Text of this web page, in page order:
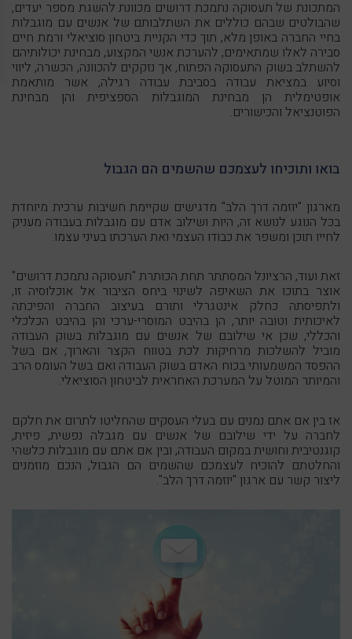
המתכונת של תעסוקה נתמכת דרושים מכוונת להשגת מספר יעדים,
שהבולטים שבהם כוללים את השתלבותם של אנשים עם מוגבלות
בחיי החברה באופן מלא, תוך כדי הקניית ביטחון סוציאלי ורמת חיים
סבירה לאלו שמתאימים, להערכת אנשי המקצוע, מבחינת יכולותיהם
להשתלב בשוק התעסוקה הפתוח, אך נזקקים להכוונה, הכשרה, ליווי
וסיוע במציאת עבודה בסביבת עבודה רגילה, אשר מותאמת
אופטימלית הן מבחינת המוגבלות הספציפית והן מבחינת
הפוטנציאל והכישורים.
בואו ותוכיחו לעצמכם שהשמים הם הגבול
מארגון "יוזמה דרך הלב" מדגישים שקיימת חשיבות ערכית מיוחדת
בכל הנוגע לנושא זה, היות ושילוב אדם עם מוגבלות בעבודה מעניק
לחייו תוכן ומשפר את כבודו העצמי ואת הערכתו בעיני עצמו.
זאת ועוד, הרציונל המסתתר תחת הכותרת "תעסוקה נתמכת דרושים"
אוצר בתוכו את השאיפה לשינוי ביחס הציבור אל אוכלוסיה זו,
ולתפיסתה כחלק אינטגרלי ותורם בעיצוב החברה והפיכתה
לאיכותית וטובה יותר, הן בהיבט המוסרי-ערכי והן בהיבט הכלכלי
והכללי, שכן אי שילובם של אנשים עם מוגבלות בשוק העבודה
מוביל להשלכות מרחיקות לכת בטווח הקצר והארוך, אם בשל
ההפסד המשמעותי בכוח האדם בשוק העבודה ואם בשל העומס הרב
והמיותר המוטל על המערכת האחראית לביטחון הסוציאלי.
אז בין אם אתם נמנים עם בעלי העסקים שהחליטו לתרום את חלקם
לחברה על ידי שילובם של אנשים עם מגבלה נפשית, פיזית,
קוגנטיבית וחושית במקום העבודה, ובין אם אתם עם מוגבלות כלשהי
והחלטתם להוכיח לעצמכם שהשמים הם הגבול, הנכם מוזמנים
ליצור קשר עם ארגון "יוזמה דרך הלב".